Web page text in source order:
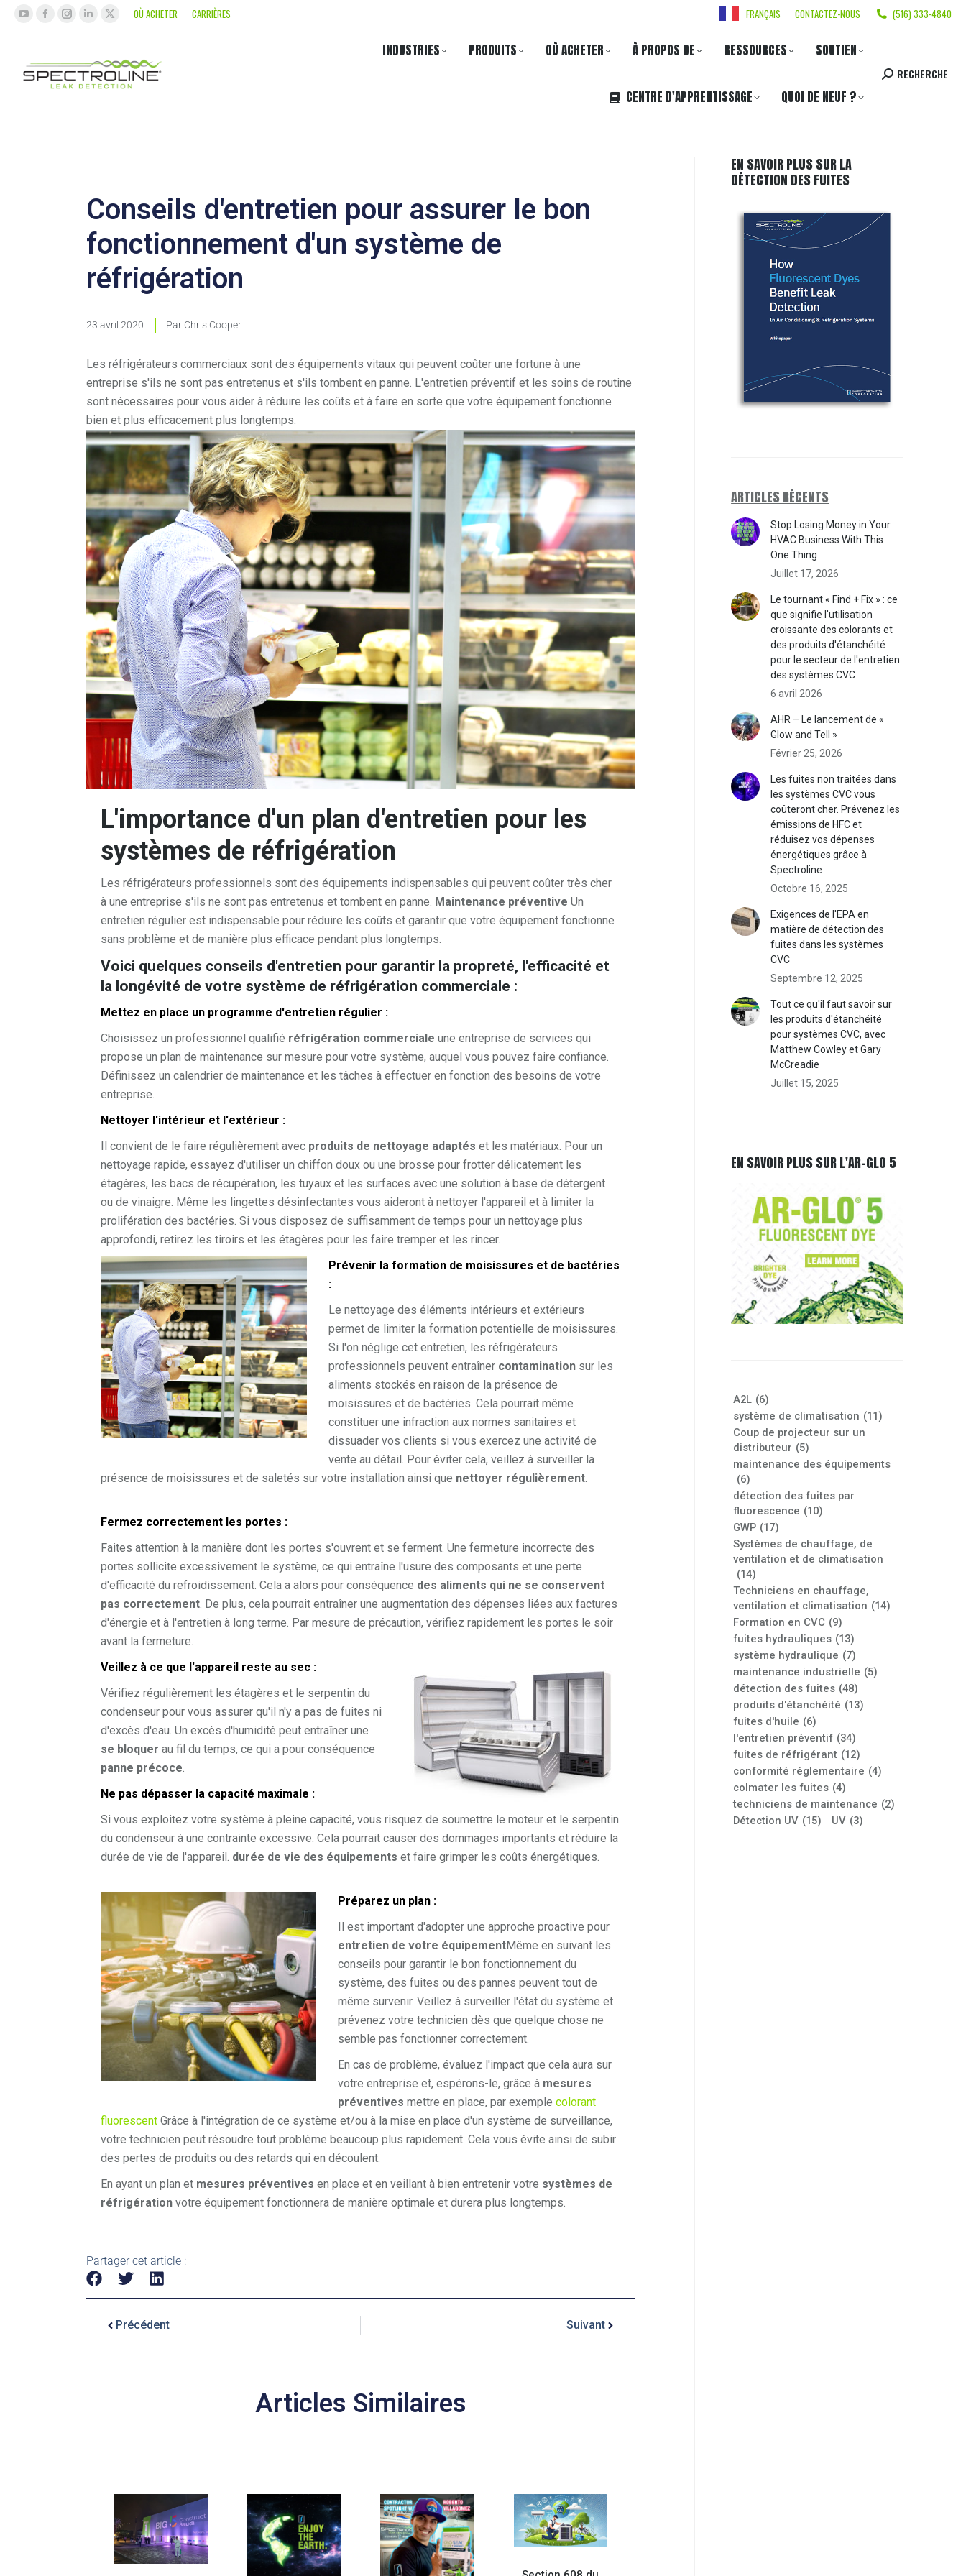
OÙ ACHETER CARRIÈRES FRANÇAIS CONTACTEZ-NOUS (516) 333-4840
INDUSTRIES PRODUITS OÙ ACHETER À PROPOS DE RESSOURCES SOUTIEN
CENTRE D'APPRENTISSAGE QUOI DE NEUF ?
RECHERCHE
Conseils d'entretien pour assurer le bon
fonctionnement d'un système de
réfrigération
23 avril 2020 Par Chris Cooper
Les réfrigérateurs commerciaux sont des équipements vitaux qui peuvent coûter une fortune à une
entreprise s'ils ne sont pas entretenus et s'ils tombent en panne. L'entretien préventif et les soins de routine
sont nécessaires pour vous aider à réduire les coûts et à faire en sorte que votre équipement fonctionne
bien et plus efficacement plus longtemps.
L'importance d'un plan d'entretien pour les
systèmes de réfrigération
Les réfrigérateurs professionnels sont des équipements indispensables qui peuvent coûter très cher
à une entreprise s'ils ne sont pas entretenus et tombent en panne. Maintenance préventive Un
entretien régulier est indispensable pour réduire les coûts et garantir que votre équipement fonctionne
sans problème et de manière plus efficace pendant plus longtemps.
Voici quelques conseils d'entretien pour garantir la propreté, l'efficacité et
la longévité de votre système de réfrigération commerciale :
Mettez en place un programme d'entretien régulier :
Choisissez un professionnel qualifié réfrigération commerciale une entreprise de services qui
propose un plan de maintenance sur mesure pour votre système, auquel vous pouvez faire confiance.
Définissez un calendrier de maintenance et les tâches à effectuer en fonction des besoins de votre
entreprise.
Nettoyer l'intérieur et l'extérieur :
Il convient de le faire régulièrement avec produits de nettoyage adaptés et les matériaux. Pour un
nettoyage rapide, essayez d'utiliser un chiffon doux ou une brosse pour frotter délicatement les
étagères, les bacs de récupération, les tuyaux et les surfaces avec une solution à base de détergent
ou de vinaigre. Même les lingettes désinfectantes vous aideront à nettoyer l'appareil et à limiter la
prolifération des bactéries. Si vous disposez de suffisamment de temps pour un nettoyage plus
approfondi, retirez les tiroirs et les étagères pour les faire tremper et les rincer.
Prévenir la formation de moisissures et de bactéries
:
Le nettoyage des éléments intérieurs et extérieurs
permet de limiter la formation potentielle de moisissures.
Si l'on néglige cet entretien, les réfrigérateurs
professionnels peuvent entraîner contamination sur les
aliments stockés en raison de la présence de
moisissures et de bactéries. Cela pourrait même
constituer une infraction aux normes sanitaires et
dissuader vos clients si vous exercez une activité de
vente au détail. Pour éviter cela, veillez à surveiller la
présence de moisissures et de saletés sur votre installation ainsi que nettoyer régulièrement.
Fermez correctement les portes :
Faites attention à la manière dont les portes s'ouvrent et se ferment. Une fermeture incorrecte des
portes sollicite excessivement le système, ce qui entraîne l'usure des composants et une perte
d'efficacité du refroidissement. Cela a alors pour conséquence des aliments qui ne se conservent
pas correctement. De plus, cela pourrait entraîner une augmentation des dépenses liées aux factures
d'énergie et à l'entretien à long terme. Par mesure de précaution, vérifiez rapidement les portes le soir
avant la fermeture.
Veillez à ce que l'appareil reste au sec :
Vérifiez régulièrement les étagères et le serpentin du
condenseur pour vous assurer qu'il n'y a pas de fuites ni
d'excès d'eau. Un excès d'humidité peut entraîner une
se bloquer au fil du temps, ce qui a pour conséquence
panne précoce.
Ne pas dépasser la capacité maximale :
Si vous exploitez votre système à pleine capacité, vous risquez de soumettre le moteur et le serpentin
du condenseur à une contrainte excessive. Cela pourrait causer des dommages importants et réduire la
durée de vie de l'appareil. durée de vie des équipements et faire grimper les coûts énergétiques.
Préparez un plan :
Il est important d'adopter une approche proactive pour
entretien de votre équipementMême en suivant les
conseils pour garantir le bon fonctionnement du
système, des fuites ou des pannes peuvent tout de
même survenir. Veillez à surveiller l'état du système et
prévenez votre technicien dès que quelque chose ne
semble pas fonctionner correctement.
En cas de problème, évaluez l'impact que cela aura sur
votre entreprise et, espérons-le, grâce à mesures
préventives mettre en place, par exemplecolorant
fluorescent Grâce à l'intégration de ce système et/ou à la mise en place d'un système de surveillance,
votre technicien peut résoudre tout problème beaucoup plus rapidement. Cela vous évite ainsi de subir
des pertes de produits ou des retards qui en découlent.
En ayant un plan et mesures préventives en place et en veillant à bien entretenir votre systèmes de
réfrigération votre équipement fonctionnera de manière optimale et durera plus longtemps.
Partager cet article :
Précédent Suivant
Articles Similaires
EN SAVOIR PLUS SUR LA
DÉTECTION DES FUITES
ARTICLES RÉCENTS
Stop Losing Money in Your
HVAC Business With This
One Thing
Juillet 17, 2026
Le tournant « Find + Fix » : ce
que signifie l'utilisation
croissante des colorants et
des produits d'étanchéité
pour le secteur de l'entretien
des systèmes CVC
6 avril 2026
AHR – Le lancement de «
Glow and Tell »
Février 25, 2026
Les fuites non traitées dans
les systèmes CVC vous
coûteront cher. Prévenez les
émissions de HFC et
réduisez vos dépenses
énergétiques grâce à
Spectroline
Octobre 16, 2025
Exigences de l'EPA en
matière de détection des
fuites dans les systèmes
CVC
Septembre 12, 2025
Tout ce qu'il faut savoir sur
les produits d'étanchéité
pour systèmes CVC, avec
Matthew Cowley et Gary
McCreadie
Juillet 15, 2025
EN SAVOIR PLUS SUR L'AR-GLO 5
A2L (6)
système de climatisation (11)
Coup de projecteur sur un
distributeur (5)
maintenance des équipements
(6)
détection des fuites par
fluorescence (10)
GWP (17)
Systèmes de chauffage, de
ventilation et de climatisation
(14)
Techniciens en chauffage,
ventilation et climatisation (14)
Formation en CVC (9)
fuites hydrauliques (13)
système hydraulique (7)
maintenance industrielle (5)
détection des fuites (48)
produits d'étanchéité (13)
fuites d'huile (6)
l'entretien préventif (34)
fuites de réfrigérant (12)
conformité réglementaire (4)
colmater les fuites (4)
techniciens de maintenance (2)
Détection UV (15) UV (3)